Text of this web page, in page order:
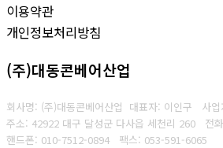
이용약관
개인정보처리방침
(주)대동콘베어산업
회사명: (주)대동콘베어산업 대표자: 이인구 사
주소: 42922 대구 달성군 다사읍 세천리 260 전
핸드폰: 010-7512-0894
팩스: 053-591-6065